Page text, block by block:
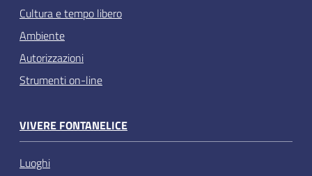
Cultura e tempo libero
Ambiente
Autorizzazioni
Strumenti on-line
VIVERE FONTANELICE
Luoghi